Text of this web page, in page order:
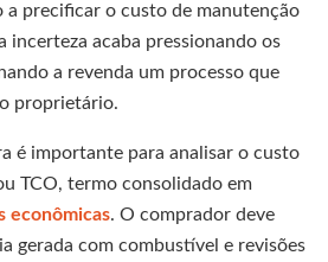
a precificar o custo de manutenção
incerteza acaba pressionando os
a revenda um processo que
proprietário.
é importante para analisar o custo
TCO, termo consolidado em
econômicas. O comprador deve
gerada com combustível e revisões